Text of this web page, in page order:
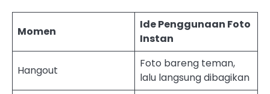
Momen
Ide Penggunaan Foto
Instan
Hangout
Foto bareng teman,
lalu langsung dibagikan